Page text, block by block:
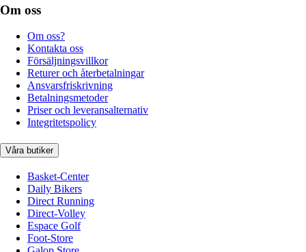
Om oss
Om oss?
Kontakta oss
Försäljningsvillkor
Returer och återbetalningar
Ansvarsfriskrivning
Betalningsmetoder
Priser och leveransalternativ
Integritetspolicy
Våra butiker
Basket-Center
Daily Bikers
Direct Running
Direct-Volley
Espace Golf
Foot-Store